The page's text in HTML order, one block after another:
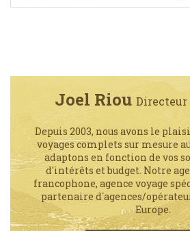
Joel Riou Directeur
Depuis 2003, nous avons le
voyages complets sur mesure
adaptons en fonction de vos
d'intérêts et budget. Notre
francophone, agence voyage
partenaire d´agences/
Europe.